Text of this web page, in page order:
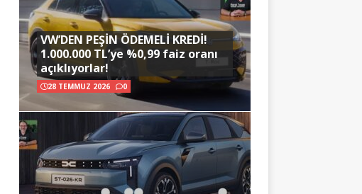
VW’DEN PEŞİN ÖDEMELİ KREDİ!
1.000.000 TL’ye %0,99 faiz oranı
açıklıyorlar!
28 TEMMUZ 2026 0